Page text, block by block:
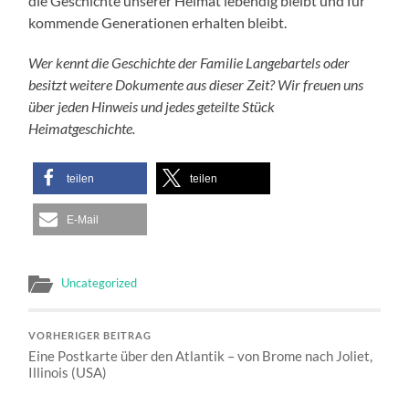
kommende Generationen erhalten bleibt.
Wer kennt die Geschichte der Familie Langebartels oder
besitzt weitere Dokumente aus dieser Zeit? Wir freuen uns
über jeden Hinweis und jedes geteilte Stück
Heimatgeschichte.
teilen teilen
E-Mail
Uncategorized
VORHERIGER BEITRAG
Eine Postkarte über den Atlantik – von Brome nach Joliet,
Illinois (USA)